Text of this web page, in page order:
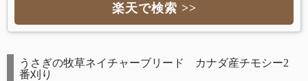
楽天で検索 >>
うさぎの牧草ネイチャーブリード カナダ産チモシー2
番刈り